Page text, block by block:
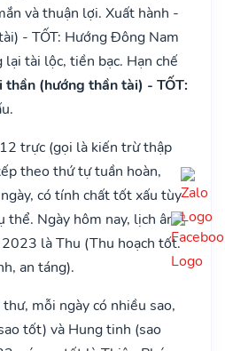
và thuận lợi. Xuất hành -
- TỐT: Hướng Đông Nam
lại tài lộc, tiền bạc. Hạn chế
thần (hướng thần tài) - TỐT:
trực (gọi là kiến trừ thập
theo thứ tự tuần hoàn,
có tính chất tốt xấu tùy
thể. Ngày hôm nay, lịch âm
là Thu (Thu hoạch tốt.
an táng).
mỗi ngày có nhiều sao,
tốt) và Hung tinh (sao